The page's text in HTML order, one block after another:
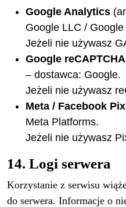
Google Analytics
Google LLC /
Jeżeli nie używasz
Google reCAPTCHA
– dostawca: Google.
Jeżeli nie używasz
Meta / Facebook
Meta Platforms.
Jeżeli nie używasz
14. Logi serwera
Korzystanie z serwisu
do serwera. Informacje o